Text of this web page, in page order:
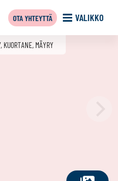
VALIKKO
OTA YHTEYTTÄ
KUORTANE, MÄYRY